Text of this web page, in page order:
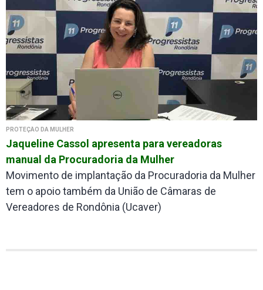
PROTEÇÃO DA MULHER
Jaqueline Cassol apresenta para vereadoras
manual da Procuradoria da Mulher
Movimento de implantação da Procuradoria da Mulher
tem o apoio também da União de Câmaras de
Vereadores de Rondônia (Ucaver)